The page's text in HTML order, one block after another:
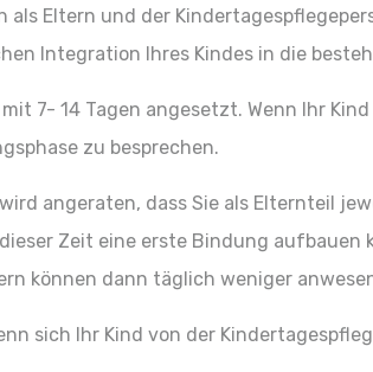
als Eltern und der
Integration Ihres Kindes in die
7- 14 Tagen angesetzt. Wenn Ihr
zu besprechen.
angeraten, dass Sie als Elternteil
Zeit eine erste Bindung
können dann täglich weniger
sich Ihr Kind von der